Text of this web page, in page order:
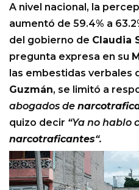
A nivel nacional, la
aumentó de 59.4% a
del gobierno de Claudia
pregunta expresa en su
las embestidas verbales
Guzmán, se limitó a
abogados de
quizo decir “Ya no hablo
narcotraficantes“.